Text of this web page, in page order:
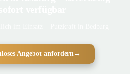
Angebot anfordern→